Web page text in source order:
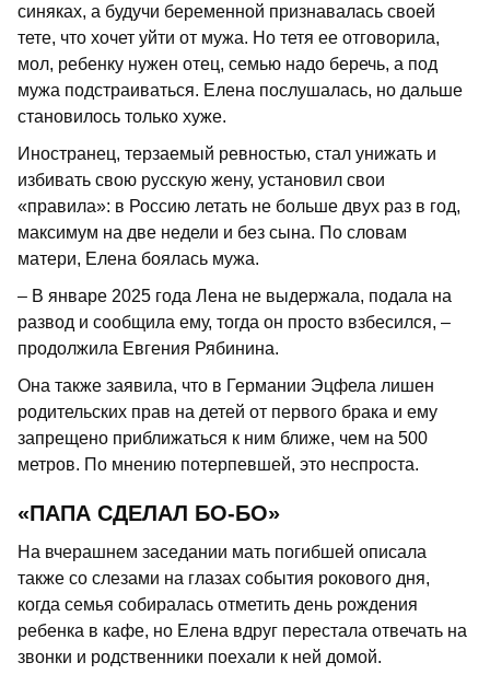
синяках, а будучи беременной признавалась своей
тете, что хочет уйти от мужа. Но тетя ее отговорила,
мол, ребенку нужен отец, семью надо беречь, а под
мужа подстраиваться. Елена послушалась, но дальше
становилось только хуже.
Иностранец, терзаемый ревностью, стал унижать и
избивать свою русскую жену, установил свои
«правила»: в Россию летать не больше двух раз в год,
максимум на две недели и без сына. По словам
матери, Елена боялась мужа.
– В январе 2025 года Лена не выдержала, подала на
развод и сообщила ему, тогда он просто взбесился, –
продолжила Евгения Рябинина.
Она также заявила, что в Германии Эцфела лишен
родительских прав на детей от первого брака и ему
запрещено приближаться к ним ближе, чем на 500
метров. По мнению потерпевшей, это неспроста.
«ПАПА СДЕЛАЛ БО-БО»
На вчерашнем заседании мать погибшей описала
также со слезами на глазах события рокового дня,
когда семья собиралась отметить день рождения
ребенка в кафе, но Елена вдруг перестала отвечать на
звонки и родственники поехали к ней домой.